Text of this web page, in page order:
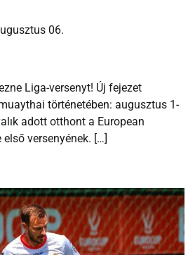
06.
Liga-versenyt! Új fejezet
történetében: augusztus 1-
adott otthont a European
versenyének. […]